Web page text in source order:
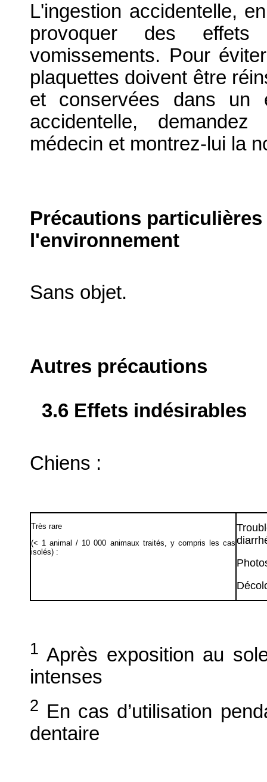
L'ingestion accidentelle,
provoquer des
vomissements. Pour
plaquettes doivent être
et conservées dans un
accidentelle,
médecin et montrez-lui la
Précautions
l'environnement
Sans objet.
Autres précautions
3.6 Effets indésirables
Chiens :
Très rare
(< 1 animal / 10 000 animaux traités, y compris les cas
isolés) :
1 Après exposition au
intenses
2 En cas d’utilisation
dentaire